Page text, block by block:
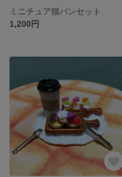
ミニチュア猫パンセット
1,200円